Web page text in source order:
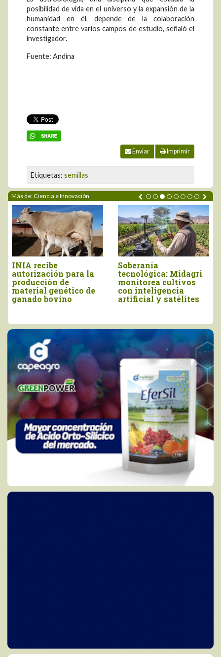
posibilidad de vida en el universo y la expansión de la
humanidad en él, depende de la colaboración
constante entre varios campos de estudio, señaló el
investigador.
Fuente: Andina
Enviar Imprimir
Etiquetas: semillas
Más de: Ciencia e Innovación
Identifican genotipos
de café tolerantes a la
roya amarilla y de
alta calidad de taza
Ciencia y tecnología
serán claves para
enfrentar amenazas
fitosanitarias del agro
hacia el 2026